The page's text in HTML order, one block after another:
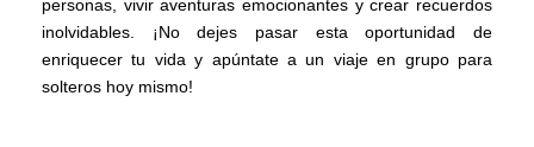
personas, vivir aventuras emocionantes y crear recuerdos
inolvidables. ¡No dejes pasar esta oportunidad de
enriquecer tu vida y apúntate a un viaje en grupo para
solteros hoy mismo!